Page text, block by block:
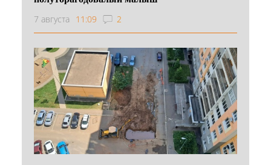
7 августа 11:09 2